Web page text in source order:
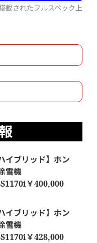
載されたフルスペック上
ハイブリッド】ホン
雪機
￥400,000
ハイブリッド】ホン
雪機
￥428,000